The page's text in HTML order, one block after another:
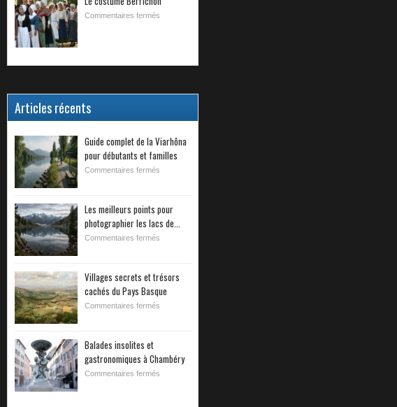
Commentaires fermés
Articles récents
Guide complet de la Viarhôna
pour débutants et familles
Commentaires fermés
Les meilleurs points pour
photographier les lacs de...
Commentaires fermés
Villages secrets et trésors
cachés du Pays Basque
Commentaires fermés
Balades insolites et
gastronomiques à Chambéry
Commentaires fermés